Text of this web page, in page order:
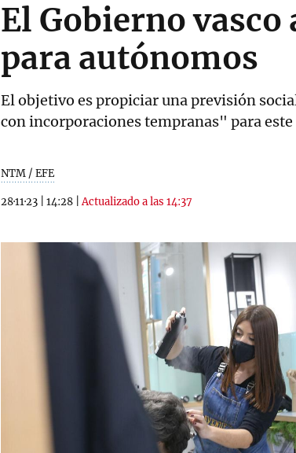
El Gobierno vasco
para autónomos
El objetivo es propiciar una previsión
con incorporaciones tempranas" para
NTM / EFE
28·11·23 14:28 |Actualizado a las 14:37